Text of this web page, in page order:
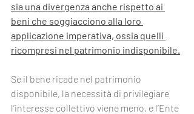
sia una divergenza anche rispetto ai
beni che soggiacciono alla loro
applicazione imperativa, ossia quelli
ricompresi nel patrimonio indisponibile.
Se il bene ricade nel patrimonio
disponibile, la necessità di privilegiare
l’interesse collettivo viene meno, e l’Ente